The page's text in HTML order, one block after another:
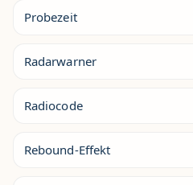
Probezeit
Radarwarner
Radiocode
Rebound-Effekt